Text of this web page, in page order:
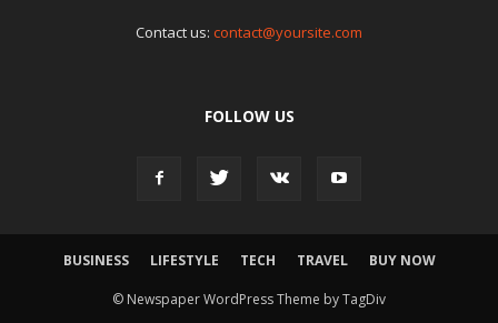
Contact us: contact@yoursite.com
FOLLOW US
BUSINESS LIFESTYLE TECH TRAVEL BUY NOW
© Newspaper WordPress Theme by TagDiv